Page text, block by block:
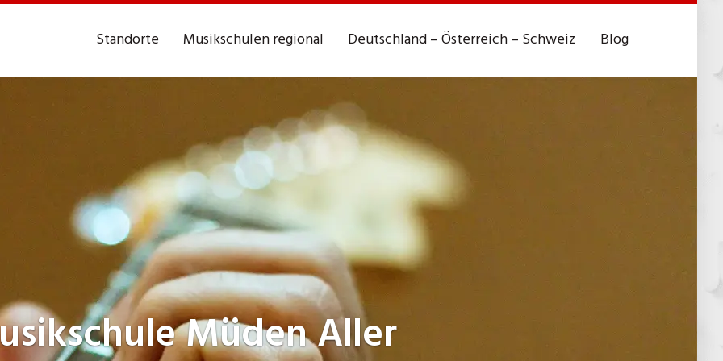
Standorte Musikschulen regional Deutschland – Österreich – Schweiz Blog
Müden Aller